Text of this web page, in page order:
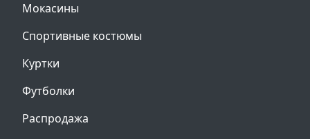
Мокасины
Спортивные костюмы
Куртки
Футболки
Распродажа